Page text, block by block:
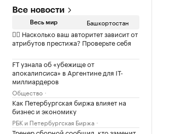
Все новости
Весь мир Башкортостан
✍🏻 Насколько ваш авторитет зависит от
атрибутов престижа? Проверьте себя
FT узнала об «убежище от
апокалипсиса» в Аргентине для IT-
миллиардеров
Общество
Как Петербургская биржа влияет на
бизнес и экономику
РБК и Петербургская Биржа
Тренер сборной сообщил, кто заменит